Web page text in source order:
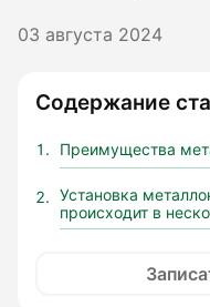
03 августа 2024
Содержание
Преимущества
Установка
происходит в